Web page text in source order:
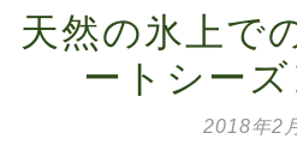
天然の氷上で
ートシーズ
2018年2